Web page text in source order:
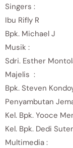
Singers :
Ibu Rifly R
Bpk. Michael J
Musik :
Sdri. Esther
Majelis :
Bpk. Steven
Penyambutan
Kel. Bpk. Yooce
Kel. Bpk. Dedi
Multimedia :